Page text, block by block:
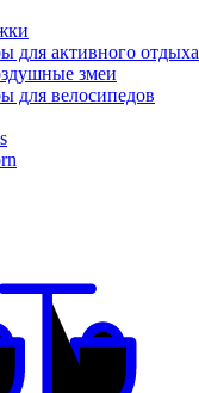
для активного отдыха
змеи
для велосипедов